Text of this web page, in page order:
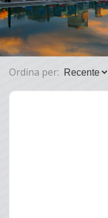
Lascia Una Richiesta
Proponi Un Immobile
Richiedi Una Valutazione
Ordina per: